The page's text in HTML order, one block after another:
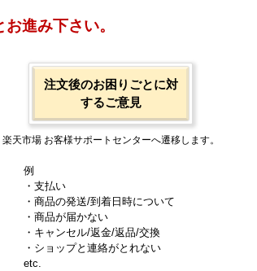
進み下さい。
注文後のお困りごとに対
するご意見
楽天市場 お客様サポートセンターへ遷移します。
例
・支払い
・商品の発送/到着日時について
・商品が届かない
・キャンセル/返金/返品/交換
・ショップと連絡がとれない
etc.